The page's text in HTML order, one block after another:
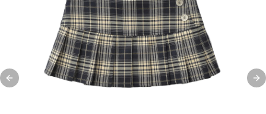
Previous slide